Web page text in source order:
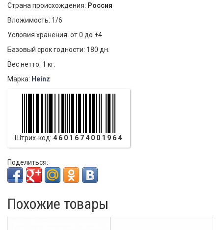
Страна происхождения: Россия
Вложимость: 1/6
Условия хранения: от 0 до +4
Базовый срок годности: 180 дн.
Вес нетто: 1 кг.
Марка: Heinz
Штрих-код: 4601674001964
Поделиться:
Похожие товары